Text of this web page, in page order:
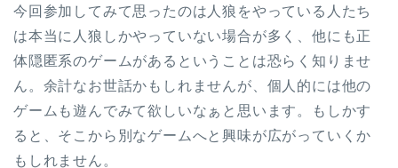
今回参加してみて思ったのは人狼をやっている人たち
は本当に人狼しかやっていない場合が多く、他にも正
体隠匿系のゲームがあるということは恐らく知りませ
ん。余計なお世話かもしれませんが、個人的には他の
ゲームも遊んでみて欲しいなぁと思います。もしかす
ると、そこから別なゲームへと興味が広がっていくか
もしれません。